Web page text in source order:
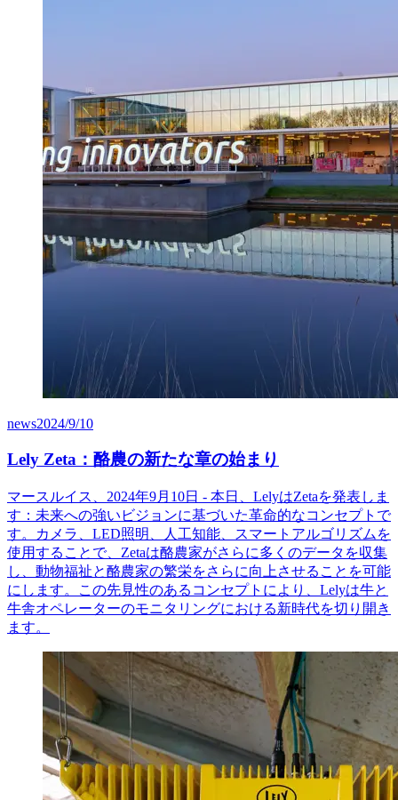
news2024/9/10
Lely Zeta：酪農の新たな章の始まり
マースルイス、2024年9月10日 - 本日、LelyはZetaを発表しま
す：未来への強いビジョンに基づいた革命的なコンセプトで
す。カメラ、LED照明、人工知能、スマートアルゴリズムを
使用することで、Zetaは酪農家がさらに多くのデータを収集
し、動物福祉と酪農家の繁栄をさらに向上させることを可能
にします。この先見性のあるコンセプトにより、Lelyは牛と
牛舎オペレーターのモニタリングにおける新時代を切り開き
ます。